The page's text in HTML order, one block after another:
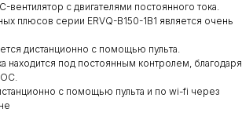
с двигателями постоянного тока.
плюсов серии ERVQ-B150-1B1 является очень
дистанционно с помощью пульта.
находится под постоянным контролем, благодаря
с помощью пульта и по wi-fi через